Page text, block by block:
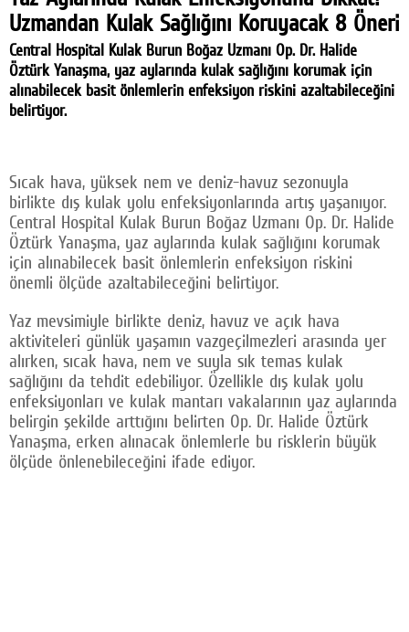
Facebook
Twitter
Google Plus
Uzmandan Kulak Sağlığını Koruyacak 8 Öneri
Central Hospital Kulak Burun Boğaz Uzmanı Op. Dr. Halide
Öztürk Yanaşma, yaz aylarında kulak sağlığını korumak için
alınabilecek basit önlemlerin enfeksiyon riskini azaltabileceğini
belirtiyor.
Sıcak hava, yüksek nem ve deniz-havuz sezonuyla
birlikte dış kulak yolu enfeksiyonlarında artış yaşanıyor.
Central Hospital Kulak Burun Boğaz Uzmanı Op. Dr. Halide
Öztürk Yanaşma, yaz aylarında kulak sağlığını korumak
için alınabilecek basit önlemlerin enfeksiyon riskini
önemli ölçüde azaltabileceğini belirtiyor.
Yaz mevsimiyle birlikte deniz, havuz ve açık hava
aktiviteleri günlük yaşamın vazgeçilmezleri arasında yer
alırken, sıcak hava, nem ve suyla sık temas kulak
sağlığını da tehdit edebiliyor. Özellikle dış kulak yolu
enfeksiyonları ve kulak mantarı vakalarının yaz aylarında
belirgin şekilde arttığını belirten Op. Dr. Halide Öztürk
Yanaşma, erken alınacak önlemlerle bu risklerin büyük
ölçüde önlenebileceğini ifade ediyor.